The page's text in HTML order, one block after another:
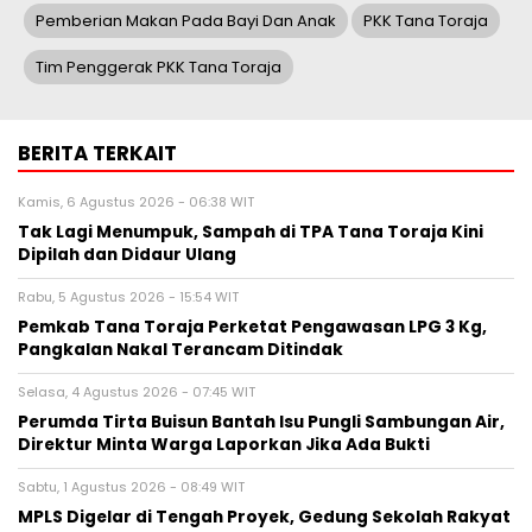
Pemberian Makan Pada Bayi Dan Anak PKK Tana Toraja
Tim Penggerak PKK Tana Toraja
BERITA TERKAIT
Kamis, 6 Agustus 2026 - 06:38 WIT
Tak Lagi Menumpuk, Sampah di TPA Tana Toraja Kini
Dipilah dan Didaur Ulang
Rabu, 5 Agustus 2026 - 15:54 WIT
Pemkab Tana Toraja Perketat Pengawasan LPG 3 Kg,
Pangkalan Nakal Terancam Ditindak
Selasa, 4 Agustus 2026 - 07:45 WIT
Perumda Tirta Buisun Bantah Isu Pungli Sambungan Air,
Direktur Minta Warga Laporkan Jika Ada Bukti
Sabtu, 1 Agustus 2026 - 08:49 WIT
MPLS Digelar di Tengah Proyek, Gedung Sekolah Rakyat